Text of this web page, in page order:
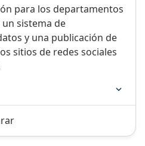
para los departamentos
un sistema de
y una publicación de
sitios de redes sociales